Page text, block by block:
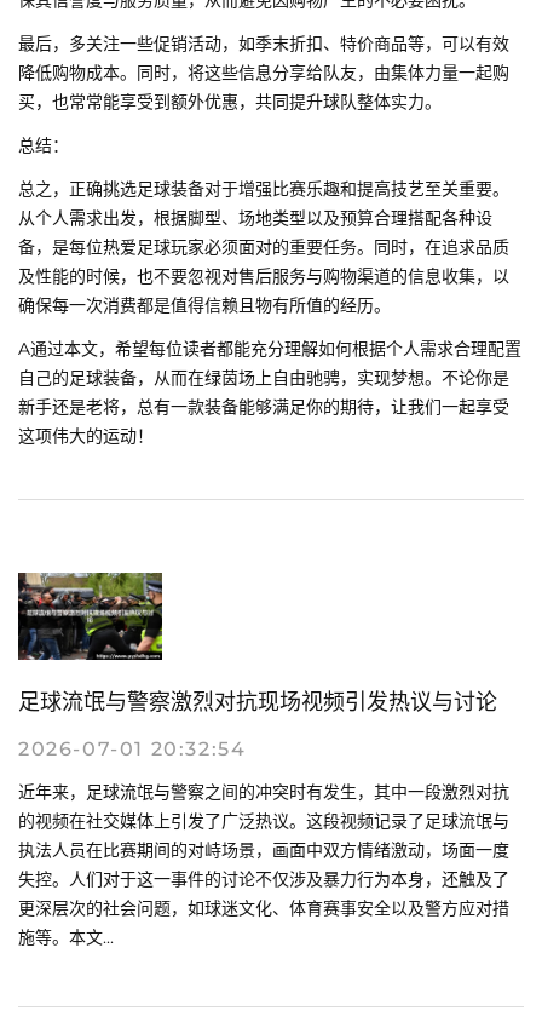
最后，多关注一些促销活动，如季末折扣、特价商品等，可以有效
降低购物成本。同时，将这些信息分享给队友，由集体力量一起购
买，也常常能享受到额外优惠，共同提升球队整体实力。
总结：
总之，正确挑选足球装备对于增强比赛乐趣和提高技艺至关重要。
从个人需求出发，根据脚型、场地类型以及预算合理搭配各种设
备，是每位热爱足球玩家必须面对的重要任务。同时，在追求品质
及性能的时候，也不要忽视对售后服务与购物渠道的信息收集，以
确保每一次消费都是值得信赖且物有所值的经历。
A通过本文，希望每位读者都能充分理解如何根据个人需求合理配置
自己的足球装备，从而在绿茵场上自由驰骋，实现梦想。不论你是
新手还是老将，总有一款装备能够满足你的期待，让我们一起享受
这项伟大的运动！
足球流氓与警察激烈对抗现场视频引发热议与讨论
2026-07-01 20:32:54
近年来，足球流氓与警察之间的冲突时有发生，其中一段激烈对抗
的视频在社交媒体上引发了广泛热议。这段视频记录了足球流氓与
执法人员在比赛期间的对峙场景，画面中双方情绪激动，场面一度
失控。人们对于这一事件的讨论不仅涉及暴力行为本身，还触及了
更深层次的社会问题，如球迷文化、体育赛事安全以及警方应对措
施等。本文...